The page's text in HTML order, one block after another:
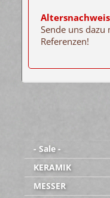
Sende uns dazu
Referenzen!
- Sale -
KERAMIK
MESSER